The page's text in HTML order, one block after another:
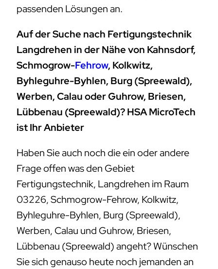
passenden Lösungen an.
Auf der Suche nach Fertigungstechnik
Langdrehen in der Nähe von Kahnsdorf,
Schmogrow-Fehrow, Kolkwitz,
Byhleguhre-Byhlen, Burg (Spreewald),
Werben, Calau oder Guhrow, Briesen,
Lübbenau (Spreewald)? HSA MicroTech
ist Ihr Anbieter
Haben Sie auch noch die ein oder andere
Frage offen was den Gebiet
Fertigungstechnik, Langdrehen im Raum
03226, Schmogrow-Fehrow, Kolkwitz,
Byhleguhre-Byhlen, Burg (Spreewald),
Werben, Calau und Guhrow, Briesen,
Lübbenau (Spreewald) angeht? Wünschen
Sie sich genauso heute noch jemanden an